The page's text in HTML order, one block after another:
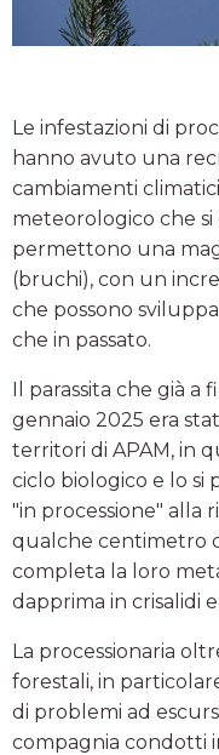
Le infestazioni di
hanno avuto una
cambiamenti
meteorologico che si
permettono una
(bruchi), con un
che possono
che in passato.
Il parassita che già a
gennaio 2025 era
territori di APAM, in
ciclo biologico e lo si
"in processione" alla
qualche centimetro
completa la loro
dapprima in crisalidi
La processionaria
forestali, in
di problemi ad
compagnia condotti